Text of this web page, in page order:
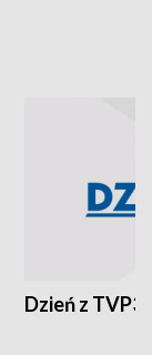
Dzień z TVP3